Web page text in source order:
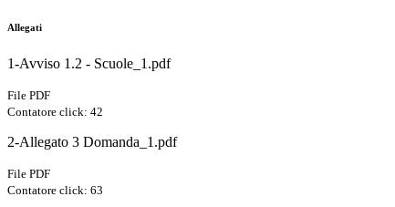
Allegati
1-Avviso 1.2 - Scuole_1.pdf
File PDF
Contatore click: 42
2-Allegato 3 Domanda_1.pdf
File PDF
Contatore click: 63